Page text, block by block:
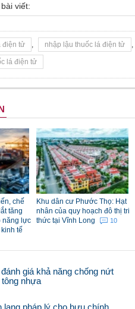
viết:
điện tử nhập lậu thuốc lá điện tử
lá điện tử
chế
tăng
năng lực
tế
Khu dân cư Phước Thọ: Hạt
nhân của quy hoạch đô thị tri
thức tại Vĩnh Long
10
giá khả năng chống nứt
nhựa
lang pháp lý cho bưu chính